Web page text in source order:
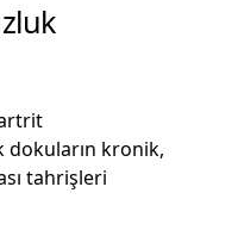
dokuların kronik,
tahrişleri